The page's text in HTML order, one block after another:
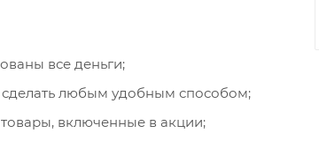
все деньги;
сделать любым удобным способом;
включенные в акции;